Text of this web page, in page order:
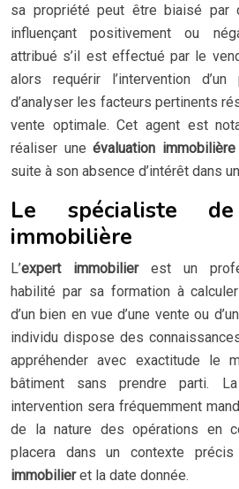
sa propriété peut être biaisé par
influençant positivement ou
attribué s’il est effectué par le
alors requérir l’intervention d’un
d’analyser les facteurs pertinents
vente optimale. Cet agent est
réaliser une évaluation immobilière
suite à son absence d’intérêt dans
Le spécialiste de
immobilière
L’expert immobilierest un
habilité par sa formation à
d’un bien en vue d’une vente ou
individu dispose des
appréhender avec exactitude le
bâtiment sans prendre parti.
intervention sera fréquemment
de la nature des opérations en
placera dans un contexte
immobilieret la date donnée.